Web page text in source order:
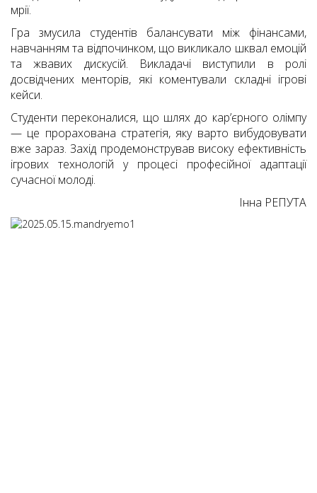
мрії.
Гра змусила студентів балансувати між фінансами,
навчанням та відпочинком, що викликало шквал емоцій
та жвавих дискусій. Викладачі виступили в ролі
досвідчених менторів, які коментували складні ігрові
кейси.
Студенти переконалися, що шлях до кар’єрного олімпу
— це прорахована стратегія, яку варто вибудовувати
вже зараз. Захід продемонстрував високу ефективність
ігрових технологій у процесі професійної адаптації
сучасної молоді.
Інна РЕПУТА